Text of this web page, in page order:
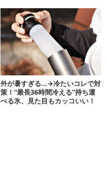
外が暑すぎる…→冷たいコレで対
策！“最長36時間冷える”持ち運
べる氷、見た目もカッコいい！